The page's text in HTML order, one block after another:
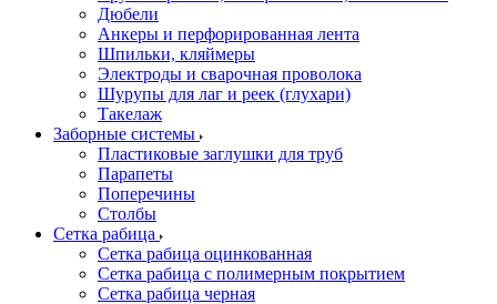
Дюбели
Анкеры и перфорированная лента
Шпильки, кляймеры
Электроды и сварочная проволока
Шурупы для лаг и реек (глухари)
Такелаж
Заборные системы
Пластиковые заглушки для труб
Парапеты
Поперечины
Столбы
Сетка рабица
Сетка рабица оцинкованная
Сетка рабица с полимерным покрытием
Сетка рабица черная